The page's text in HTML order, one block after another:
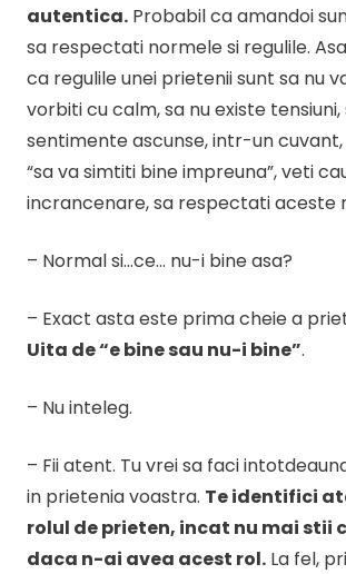
autentica. Probabil ca amandoi
sa respectati normele si regulile.
ca regulile unei prietenii sunt sa nu
vorbiti cu calm, sa nu existe tensiuni,
sentimente ascunse, intr-un
“sa va simtiti bine impreuna”, veti
incrancenare, sa respectati aceste
– Normal si…ce… nu-i bine asa?
– Exact asta este prima cheie a
Uita de “e bine sau nu-i bine”.
– Nu inteleg.
– Fii atent. Tu vrei sa faci
in prietenia voastra. Te identifici
rolul de prieten, incat nu mai stii
daca n-ai avea acest rol. La fel,